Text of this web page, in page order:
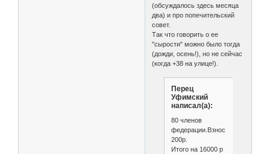
(обсуждалось здесь месяца
два) и про попечительский
совет.
Так что говорить о ее
"сырости" можно было тогда
(дожди, осень!), но не сейчас
(когда +38 на улице!).
Перец
Уфимский
написал(а):
80 членов
федерации.Взнос
200р.
Итого на 16000 р